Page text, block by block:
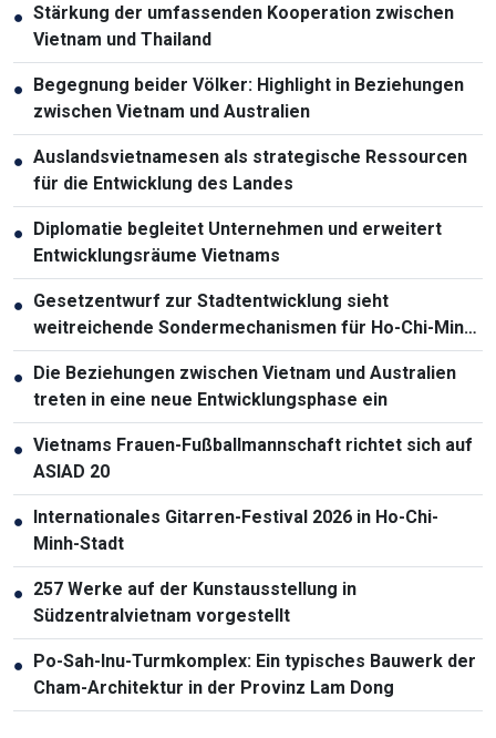
● Stärkung der umfassenden Kooperation zwischen
Vietnam und Thailand
● Begegnung beider Völker: Highlight in Beziehungen
zwischen Vietnam und Australien
● Auslandsvietnamesen als strategische Ressourcen
für die Entwicklung des Landes
● Diplomatie begleitet Unternehmen und erweitert
Entwicklungsräume Vietnams
● Gesetzentwurf zur Stadtentwicklung sieht
weitreichende Sondermechanismen für Ho-Chi-Minh-
Stadt vor
● Die Beziehungen zwischen Vietnam und Australien
treten in eine neue Entwicklungsphase ein
● Vietnams Frauen-Fußballmannschaft richtet sich auf
ASIAD 20
● Internationales Gitarren-Festival 2026 in Ho-Chi-
Minh-Stadt
● 257 Werke auf der Kunstausstellung in
Südzentralvietnam vorgestellt
● Po-Sah-Inu-Turmkomplex: Ein typisches Bauwerk der
Cham-Architektur in der Provinz Lam Dong